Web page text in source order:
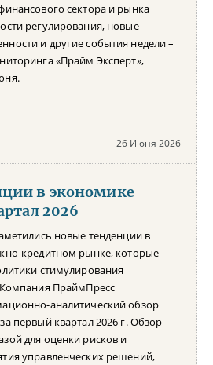
сектора и рынка
регулирования, новые
и другие события недели –
«Прайм Эксперт»,
26 Июня 2026
в экономике
2026
новые тенденции в
кредитном рынке, которые
стимулирования
ПраймПресс
аналитический обзор
первый квартал 2026 г. Обзор
для оценки рисков и
управленческих решений,